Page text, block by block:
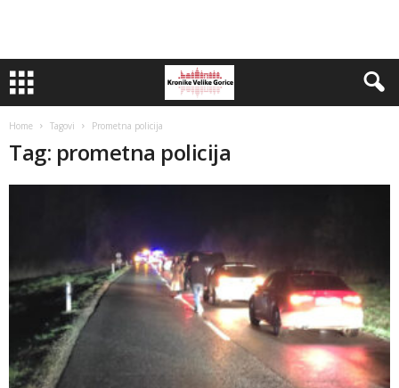
Home Tagovi Prometna policija
Tag: prometna policija